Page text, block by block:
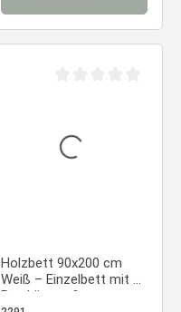
Holzbett 90x200 cm
Weiß – Einzelbett mit 2
Bettkästen &